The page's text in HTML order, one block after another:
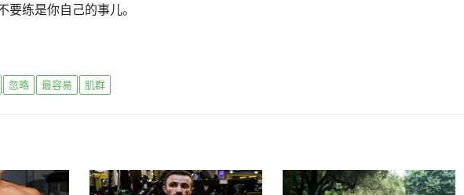
要练是你自己的事儿。
忽略 最容易 肌群